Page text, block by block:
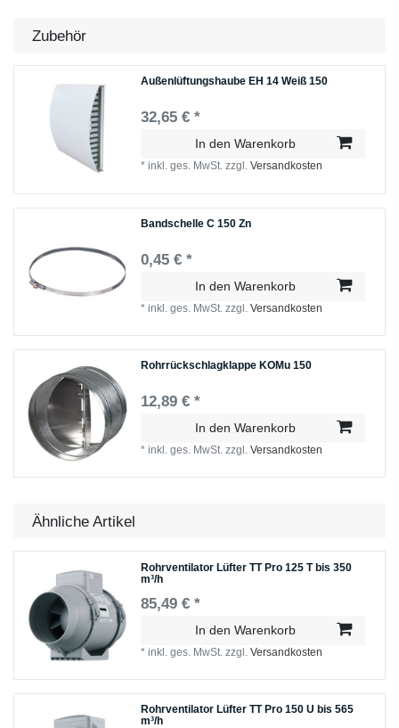
Zubehör
Außenlüftungshaube EH 14 Weiß 150
32,65 € *
In den Warenkorb
*inkl. ges. MwSt. zzgl.Versandkosten
Bandschelle C 150 Zn
0,45 € *
In den Warenkorb
*inkl. ges. MwSt. zzgl.Versandkosten
Rohrrückschlagklappe KOMu 150
12,89 € *
In den Warenkorb
*inkl. ges. MwSt. zzgl.Versandkosten
Ähnliche Artikel
Rohrventilator Lüfter TT Pro 125 T bis 350
m³/h
85,49 € *
In den Warenkorb
*inkl. ges. MwSt. zzgl.Versandkosten
Rohrventilator Lüfter TT Pro 150 U bis 565
m³/h